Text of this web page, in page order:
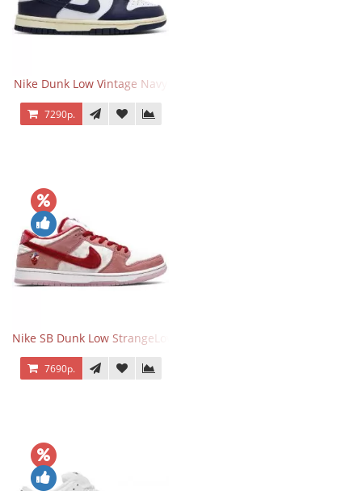
Nike Dunk Low Vintage Navy
7290р.
Nike SB Dunk Low StrangeLove Valentine's Day
7690р.